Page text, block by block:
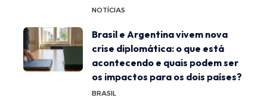
NOTÍCIAS
Brasil e Argentina vivem nova
crise diplomática: o que está
acontecendo e quais podem ser
os impactos para os dois países?
BRASIL